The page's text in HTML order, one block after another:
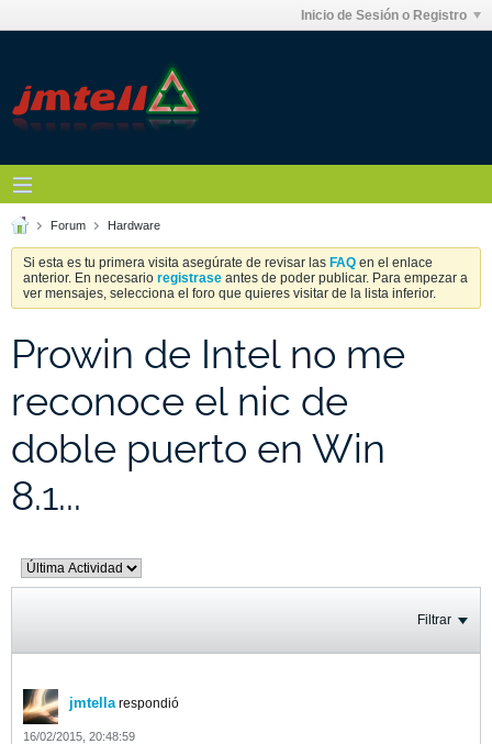
Inicio de Sesión o Registro
Forum Hardware
Si esta es tu primera visita asegúrate de revisar las FAQ en el enlace
anterior. En necesario registrase antes de poder publicar. Para empezar a
ver mensajes, selecciona el foro que quieres visitar de la lista inferior.
Prowin de Intel no me
reconoce el nic de
doble puerto en Win
8.1...
Filtrar
jmtellarespondió
16/02/2015, 20:48:59